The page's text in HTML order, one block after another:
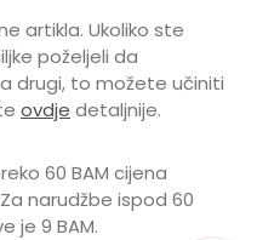
donji dijelovi trenerke
artikla. Ukoliko ste
poželjeli da
drugi, to možete učiniti
ovdje detaljnije.
60 BAM cijena
narudžbe ispod 60
je 9 BAM.